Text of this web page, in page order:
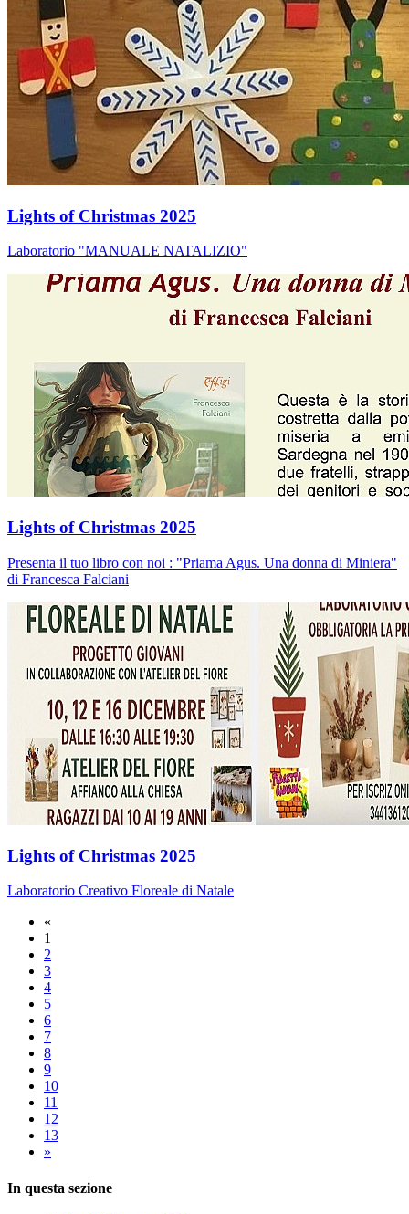
Lights of Christmas 2025
Laboratorio "MANUALE NATALIZIO"
Lights of Christmas 2025
Presenta il tuo libro con noi : "Priama Agus. Una donna di Miniera"
di Francesca Falciani
Lights of Christmas 2025
Laboratorio Creativo Floreale di Natale
«
1
2
3
4
5
6
7
8
9
10
11
12
13
»
In questa sezione